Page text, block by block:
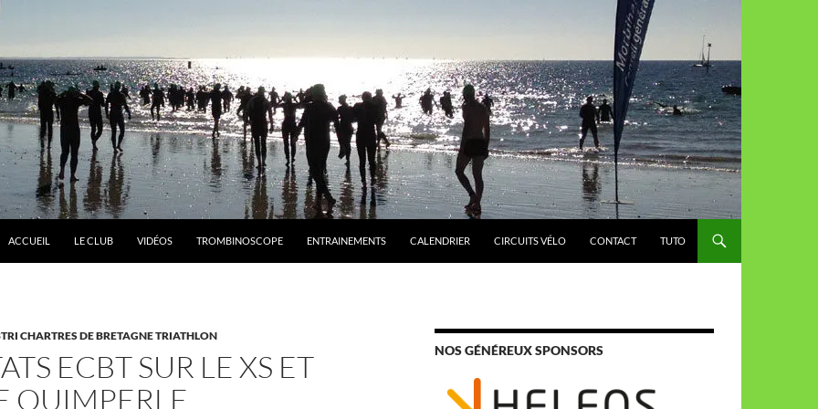
ACCUEIL LE CLUB VIDÉOS TROMBINOSCOPE ENTRAINEMENTS CALENDRIER CIRCUITS VÉLO CONTACT TUTO
CHARTRES DE BRETAGNE TRIATHLON
ECBT SUR LE XS ET
QUIMPERLE
NOS GÉNÉREUX SPONSORS